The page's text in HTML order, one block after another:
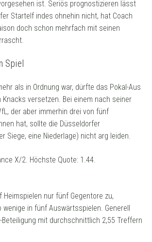
ist. Seriös prognostizieren lässt
Startelf indes ohnehin nicht, hat Coach
doch schon mehrfach mit seinen
Spiel
als in Ordnung war, dürfte das Pokal-Aus
Knacks versetzen. Bei einem nach seiner
der aber immerhin drei von fünf
hat, sollte die Düsseldorfer
Siege, eine Niederlage) nicht arg leiden.
X/2. Höchste Quote: 1.44.
Heimspielen nur fünf Gegentore zu,
in fünf Auswärtsspielen. Generell
Beteiligung mit durchschnittlich 2,55 Treffern